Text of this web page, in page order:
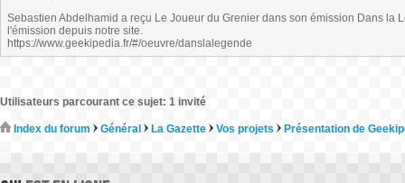
Sebastien Abdelhamid a reçu Le Joueur du Grenier dans son émission Dans la
l'émission depuis notre site.
https://www.geekipedia.fr/#/oeuvre/danslalegende
Utilisateurs parcourant ce sujet: 1 invité
Index du forum Général La Gazette Vos projets Présentation de